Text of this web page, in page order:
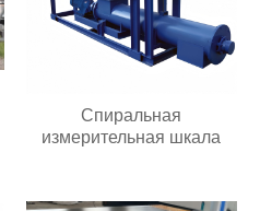
Спиральная
измерительная шкала